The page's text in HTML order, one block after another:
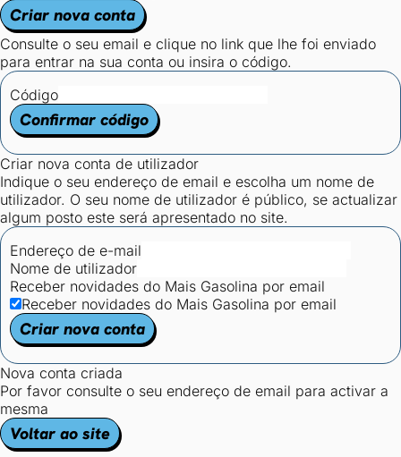
Criar nova conta
Consulte o seu email e clique no link que lhe foi enviado
para entrar na sua conta ou insira o código.
Código
Confirmar código
Criar nova conta de utilizador
Indique o seu endereço de email e escolha um nome de
utilizador. O seu nome de utilizador é público, se actualizar
algum posto este será apresentado no site.
Endereço de e-mail
Nome de utilizador
Receber novidades do Mais Gasolina por email
Receber novidades do Mais Gasolina por email
Criar nova conta
Nova conta criada
Por favor consulte o seu endereço de email para activar a
mesma
Voltar ao site